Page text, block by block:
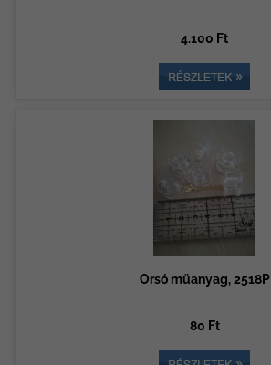
4.100 Ft
Orsó műanyag, 2518P
80 Ft